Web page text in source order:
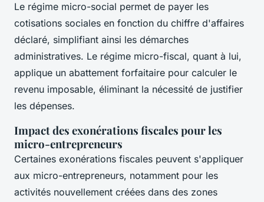
Le régime micro-social permet de payer les
cotisations sociales en fonction du chiffre d'affaires
déclaré, simplifiant ainsi les démarches
administratives. Le régime micro-fiscal, quant à lui,
applique un abattement forfaitaire pour calculer le
revenu imposable, éliminant la nécessité de justifier
les dépenses.
Impact des exonérations fiscales pour les
micro-entrepreneurs
Certaines exonérations fiscales peuvent s'appliquer
aux micro-entrepreneurs, notamment pour les
activités nouvellement créées dans des zones